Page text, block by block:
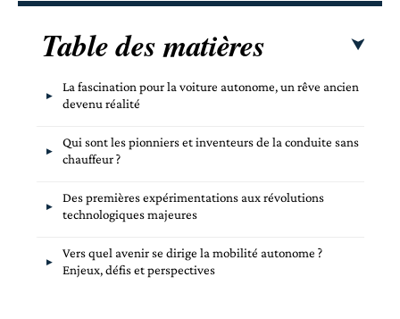
Table des matières
La fascination pour la voiture autonome, un rêve ancien
devenu réalité
Qui sont les pionniers et inventeurs de la conduite sans
chauffeur ?
Des premières expérimentations aux révolutions
technologiques majeures
Vers quel avenir se dirige la mobilité autonome ?
Enjeux, défis et perspectives